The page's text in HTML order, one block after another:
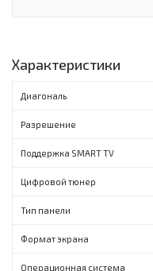
Характеристики
Диагональ
Разрешение
Поддержка SMART TV
Цифровой тюнер
Тип панели
Формат экрана
Операционная система